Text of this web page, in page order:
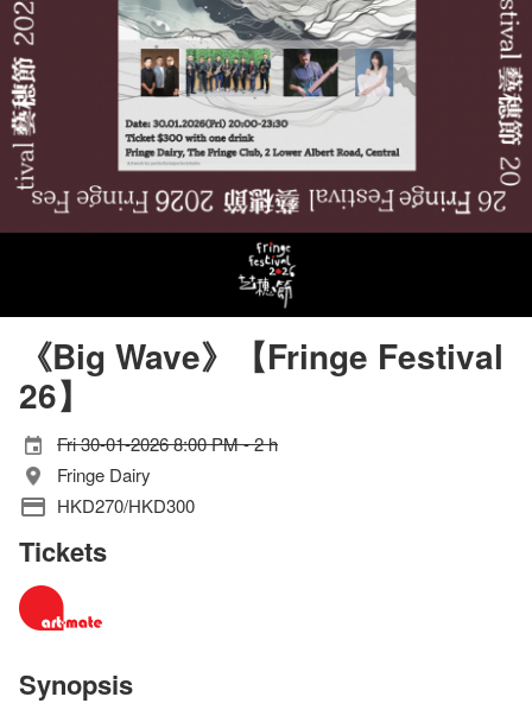
《Big Wave》【Fringe Festival
26】
Fri 30-01-2026 8:00 PM - 2 h
Fringe Dairy
HKD270/HKD300
Tickets
Synopsis